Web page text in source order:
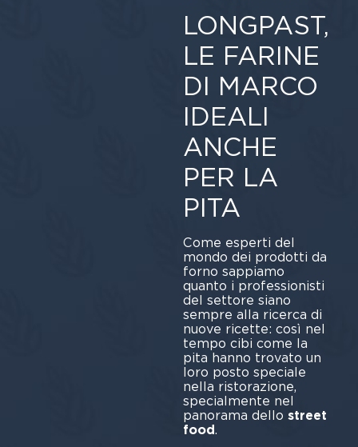
LONGPAST,
LE FARINE
DI MARCO
IDEALI
ANCHE
PER LA
PITA
Come esperti del
mondo dei prodotti da
forno sappiamo
quanto i professionisti
del settore siano
sempre alla ricerca di
nuove ricette: così nel
tempo cibi come la
pita hanno trovato un
loro posto speciale
nella ristorazione,
specialmente nel
panorama dello street
food.